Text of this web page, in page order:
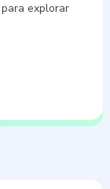
explorar